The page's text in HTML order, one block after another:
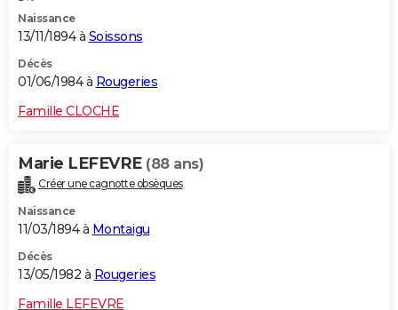
Naissance
13/11/1894 à Soissons
Décès
01/06/1984 à Rougeries
Famille CLOCHE
Marie LEFEVRE (88 ans)
Créer une cagnotte obsèques
Naissance
11/03/1894 à Montaigu
Décès
13/05/1982 à Rougeries
Famille LEFEVRE